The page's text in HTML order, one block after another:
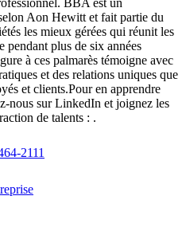
BBA est un
Aon Hewitt et fait partie du
les mieux gérées qui réunit les
pendant plus de six années
à ces palmarès témoigne avec
et des relations uniques que
et clients.Pour en apprendre
nous sur LinkedIn et joignez les
de talents : .
2111